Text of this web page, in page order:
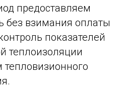
предоставляем
без взимания оплаты
показателей
теплоизоляции
тепловизионного